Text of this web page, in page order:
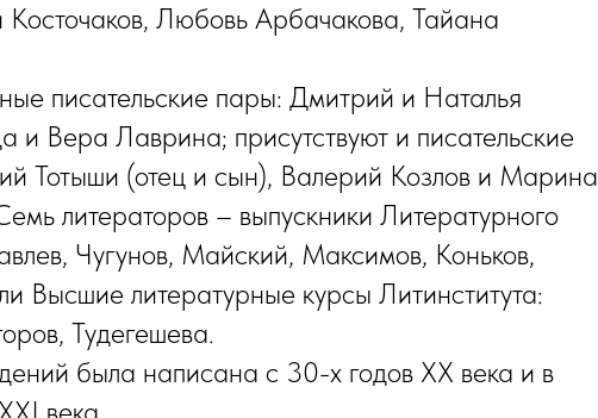
Любовь Арбачакова, Тайана
писательские пары: Дмитрий и Наталья
Вера Лаврина; присутствуют и писательские
Тотыши (отец и сын), Валерий Козлов и Марина
литераторов – выпускники Литературного
Чугунов, Майский, Максимов, Коньков,
Высшие лите­ратурные курсы Литинститута:
Тудегешева.
была написана с 30-х годов XX века и в